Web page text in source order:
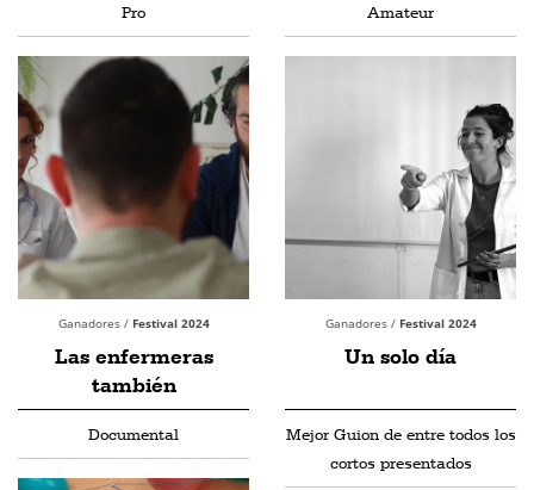
Pro
Ganadores / Festival 2024
Las enfermeras
también
Amateur
Ganadores / Festival 2024
Un solo día
Documental
Mejor Guion de entre todos los
cortos presentados